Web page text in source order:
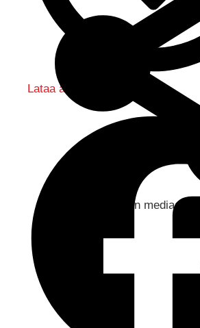
Lataa audio
Jaa sosiaaliseen mediaan